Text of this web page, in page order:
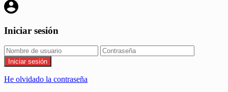
Iniciar sesión
Iniciar sesión
He olvidado la contraseña